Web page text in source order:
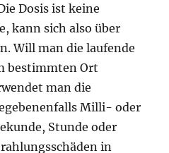
Dosis ist keine
kann sich also über
Will man die laufende
bestimmten Ort
man die
Milli- oder
Stunde oder
in